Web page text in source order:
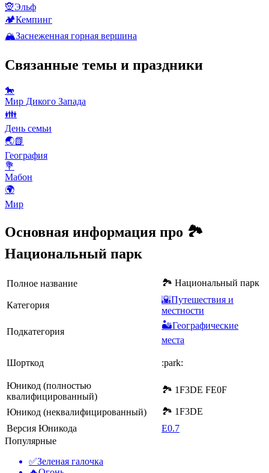
🧝Эльф
🏕️Кемпинг
🏔️Заснеженная горная вершина
Связанные темы и праздники
🐎
Мир Дикого Запада
👪
День семьи
🌏📗
География
💐
Мабон
🌍
Мир
Основная информация про 🏞️
Национальный парк
Полное название 🏞️ Национальный парк
Категория
🌇Путешествия и
местности
Подкатегория
🏜️Географические
места
Шорткод :park:
Юникод (полностью
квалифицированный)
🏞️ 1F3DE FE0F
Юникод (неквалифицированный)
🏞 1F3DE
Версия Юникода
E0.7
Популярные
✅Зеленая галочка